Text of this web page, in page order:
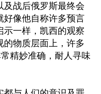
及战后俄罗斯最终会
好像他自称许多预言
示一样，凯西的观察
物质层面上，许多
精妙准确，耐人寻味